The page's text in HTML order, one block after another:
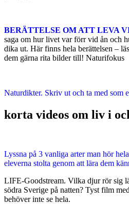
BERÄTTELSE OM ATT LEVA
saga om hur livet var förr vid ån och
dika ut. Här finns hela berättelsen –
dem gärna rita bilder till! Naturifokus
Naturdikter. Skriv ut och ta med som
korta videos om liv i
Lyssna på 3 vanliga arter man hör
eleverna stolta genom att lära dem
LIFE-Goodstream. Vilka djur rör sig
södra Sverige på natten? Tyst film
behöver inte se hela.